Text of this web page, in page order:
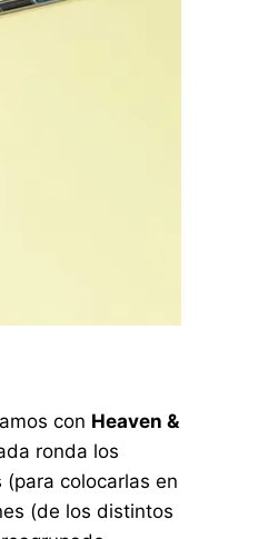
con Heaven &
ronda los
colocarlas en
(de los distintos